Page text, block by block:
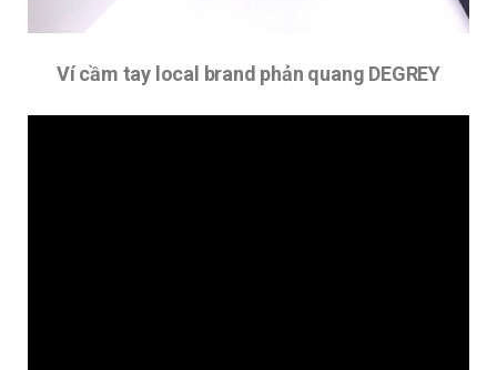
Ví cầm tay local brand phản quang DEGREY